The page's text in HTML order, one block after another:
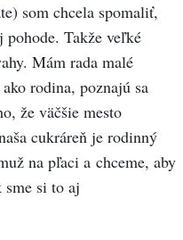
som chcela spomaliť,
Takže veľké
Mám rada malé
rodina, poznajú sa
že väčšie mesto
cukráreň je rodinný
na pľaci a chceme, aby
si to aj